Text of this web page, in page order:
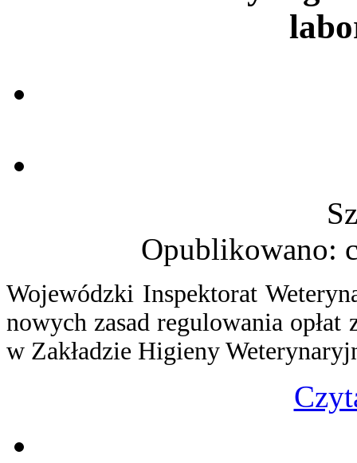
Opublikowano:
Wojewódzki Inspektorat
nowych zasad regulowania opłat
w Zakładzie Higieny